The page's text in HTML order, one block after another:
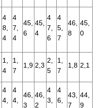
4
8,
4
4
7,
4
45,
6
45,
4
4
7,
6
4
5,
7
46,
8
45,
0
1,
4
1,
7
1,9 2,3
2,
5
1,
7
1,8 2,1
4
4,
4
4,
46,
3
46,
2
4
3,
4
6,
43,
7
44,
9